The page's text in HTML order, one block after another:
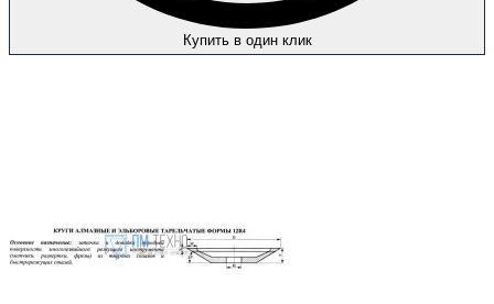
Купить в один клик